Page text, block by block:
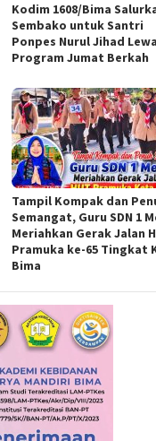
Kodim 1608/Bima
Sembako untuk Santri
Ponpes Nurul Jihad
Program Jumat Berkah
Tampil Kompak dan
Semangat, Guru SDN 1
Meriahkan Gerak Jalan
Pramuka ke-65 Tingkat
Bima